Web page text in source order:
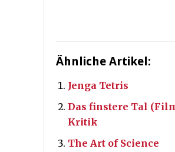
Ähnliche Artikel:
Jenga Tetris
Das finstere Tal
Kritik
The Art of Science